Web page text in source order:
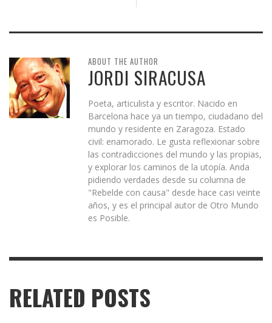
ABOUT THE AUTHOR
JORDI SIRACUSA
Poeta, articulista y escritor. Nacido en
Barcelona hace ya un tiempo, ciudadano del
mundo y residente en Zaragoza. Estado
civil: enamorado. Le gusta reflexionar sobre
las contradicciones del mundo y las propias,
y explorar los caminos de la utopía. Anda
pidiendo verdades desde su columna de
"Rebelde con causa" desde hace casi veinte
años, y es el principal autor de Otro Mundo
es Posible.
RELATED POSTS